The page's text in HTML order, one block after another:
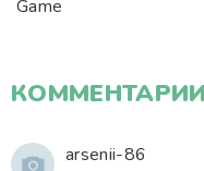
Game
arsenii-86